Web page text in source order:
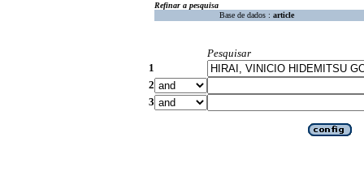
Refinar a pesquisa
Base de dados : article
Pesquisar
1
2
3